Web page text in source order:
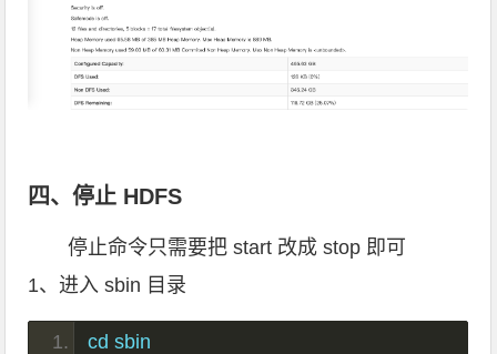
四、停止 HDFS
停止命令只需要把 start 改成 stop 即可
1、进入 sbin 目录
cd sbin